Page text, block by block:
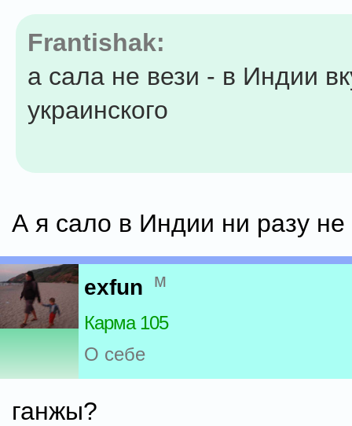
Frantishak:
а сала не вези - в Индии
украинского
А я сало в Индии ни разу
exfun м
Карма 105
О себе
ганжы?